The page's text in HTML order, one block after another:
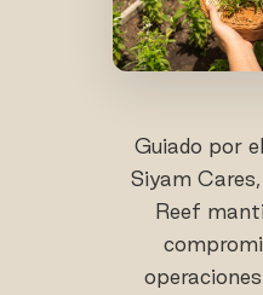
Guiado por
Siyam
Reef